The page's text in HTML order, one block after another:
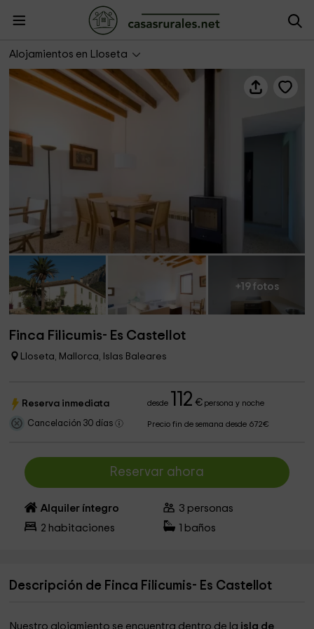
Alojamientos en Lloseta
Finca Filicumis- Es Castellot
+19 fotos
Finca Filicumis- Es Castellot
Lloseta, Mallorca, Islas Baleares
Reserva inmediata desde 112 €persona y noche
Cancelación 30 días Precio fin de semana desde 672€
Reservar ahora
Alquiler íntegro 3 personas
2 habitaciones baños
Descripción de Finca Filicumis- Es Castellot
Nuestro alojamiento se encuentra dentro de la isla de